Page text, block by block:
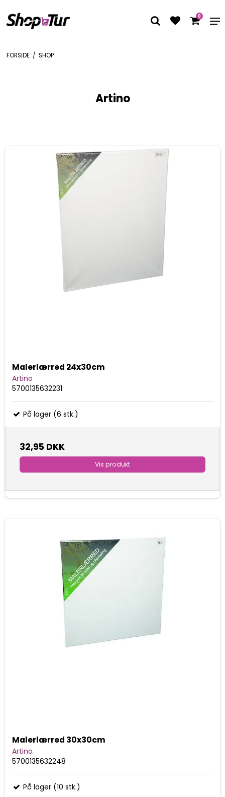
0
FORSIDE / SHOP
Artino
Malerlærred 24x30cm
Artino
5700135632231
På lager (6 stk.)
32,95 DKK
Vis produkt
Malerlærred 30x30cm
Artino
5700135632248
På lager (10 stk.)